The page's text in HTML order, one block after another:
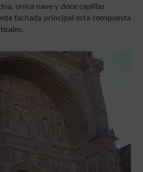
única nave y doce capillas
fachada principal esta compuesta